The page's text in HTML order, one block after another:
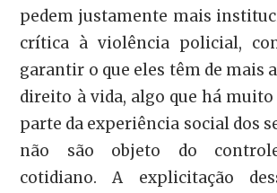
pedem justamente mais
crítica à violência policial,
garantir o que eles têm de mais
direito à vida, algo que há muito
parte da experiência social dos
não são objeto do
cotidiano. A explicitação